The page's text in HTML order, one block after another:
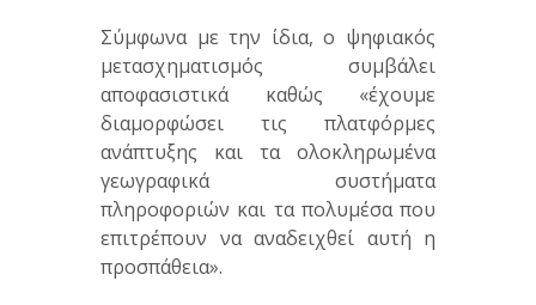
Σύμφωνα με την ίδια, ο ψηφιακός
μετασχηματισμός συμβάλει
αποφασιστικά καθώς «έχουμε
διαμορφώσει τις πλατφόρμες
ανάπτυξης και τα ολοκληρωμένα
γεωγραφικά συστήματα
πληροφοριών και τα πολυμέσα που
επιτρέπουν να αναδειχθεί αυτή η
προσπάθεια».